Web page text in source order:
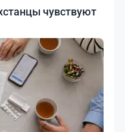
чувствуют